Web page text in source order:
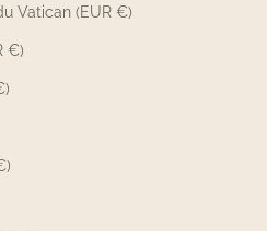
Vatican (EUR €)
€)